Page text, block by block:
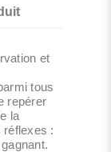
et
tous
repérer
la
réflexes :